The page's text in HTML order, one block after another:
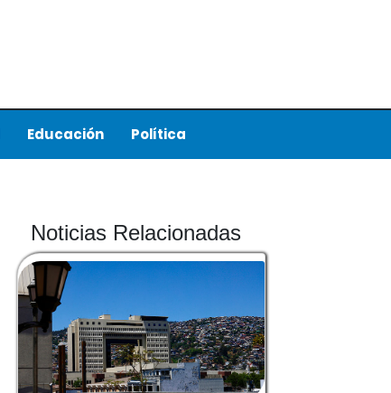
Educación Política
Noticias Relacionadas